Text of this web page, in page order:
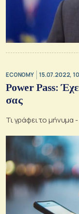
ECONOMY 15.07.2022,
Power Pass:
σας
Τι γράφει το μήνυμα